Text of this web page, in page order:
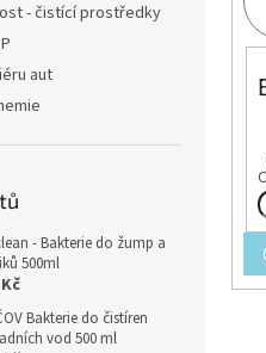
- čistící prostředky
aut
- Bakterie do žump a
500ml
Bakterie do čistíren
vod 500 ml